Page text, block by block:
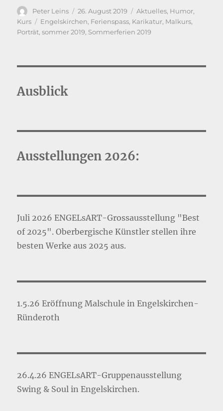
Autor
Peter Leins
Veröffentlicht
am
26. August 2019 Kategorien
Aktuelles, Humor,
Kurs
Schlagwörter
Engelskirchen, Ferienspass, Karikatur, Malkurs,
Porträt,sommer 2019, Sommerferien 2019
Ausblick
Ausstellungen 2026:
Juli 2026 ENGELsART-Grossausstellung "Best
of 2025". Oberbergische Künstler stellen ihre
besten Werke aus 2025 aus.
1.5.26 Eröffnung Malschule in Engelskirchen-
Ründeroth
26.4.26 ENGELsART-Gruppenausstellung
Swing & Soul in Engelskirchen.